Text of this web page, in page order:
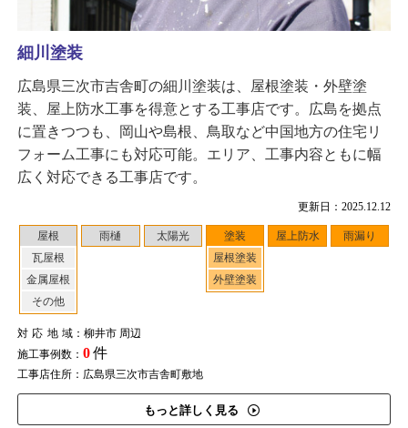
更新日：2025.12.12
屋根
瓦屋根
金属屋根
その他
雨樋 太陽光
塗装
屋根塗装
外壁塗装
屋上防水 雨漏り
対応地域：柳井市 周辺
施工事例数： 0件
工事店住所：広島県三次市吉舎町敷地
もっと詳しく見る
細川塗装
広島県三次市吉舎町の細川塗装は、屋根塗装・外壁塗
装、屋上防水工事を得意とする工事店です。広島を拠点
に置きつつも、岡山や島根、鳥取など中国地方の住宅リ
フォーム工事にも対応可能。エリア、工事内容ともに幅
広く対応できる工事店です。